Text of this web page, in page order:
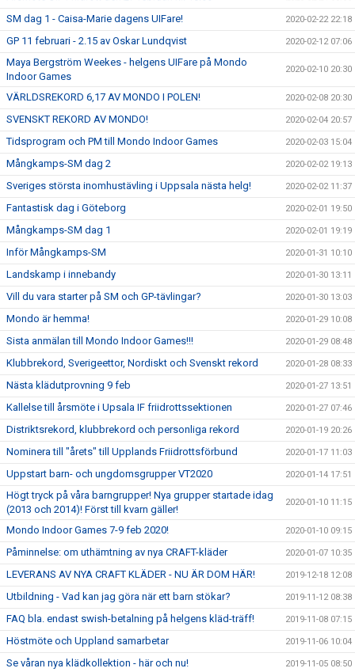
SM dag 1 - Caisa-Marie dagens UIFare! 2020-02-22 22:18
GP 11 februari - 2.15 av Oskar Lundqvist 2020-02-12 07:06
Maya Bergström Weekes - helgens UIFare på Mondo
Indoor Games
2020-02-10 20:30
VÄRLDSREKORD 6,17 AV MONDO I POLEN! 2020-02-08 20:30
SVENSKT REKORD AV MONDO! 2020-02-04 20:57
Tidsprogram och PM till Mondo Indoor Games 2020-02-03 15:04
Mångkamps-SM dag 2 2020-02-02 19:13
Sveriges största inomhustävling i Uppsala nästa helg! 2020-02-02 11:37
Fantastisk dag i Göteborg 2020-02-01 19:50
Mångkamps-SM dag 1 2020-02-01 19:19
Inför Mångkamps-SM 2020-01-31 10:10
Landskamp i innebandy 2020-01-30 13:11
Vill du vara starter på SM och GP-tävlingar? 2020-01-30 13:03
Mondo är hemma! 2020-01-29 10:08
Sista anmälan till Mondo Indoor Games!!! 2020-01-29 08:48
Klubbrekord, Sverigeettor, Nordiskt och Svenskt rekord 2020-01-28 08:33
Nästa klädutprovning 9 feb 2020-01-27 13:51
Kallelse till årsmöte i Upsala IF friidrottssektionen 2020-01-27 07:46
Distriktsrekord, klubbrekord och personliga rekord 2020-01-19 20:26
Nominera till "årets" till Upplands Friidrottsförbund 2020-01-17 11:03
Uppstart barn- och ungdomsgrupper VT2020 2020-01-14 17:51
Högt tryck på våra barngrupper! Nya grupper startade idag
(2013 och 2014)! Först till kvarn gäller!
2020-01-10 11:15
Mondo Indoor Games 7-9 feb 2020! 2020-01-10 09:15
Påminnelse: om uthämtning av nya CRAFT-kläder 2020-01-07 10:35
LEVERANS AV NYA CRAFT KLÄDER - NU ÄR DOM HÄR! 2019-12-18 12:08
Utbildning - Vad kan jag göra när ett barn stökar? 2019-11-12 08:38
FAQ bla. endast swish-betalning på helgens kläd-träff! 2019-11-08 07:15
Höstmöte och Uppland samarbetar 2019-11-06 10:04
Se våran nya klädkollektion - här och nu! 2019-11-05 08:50